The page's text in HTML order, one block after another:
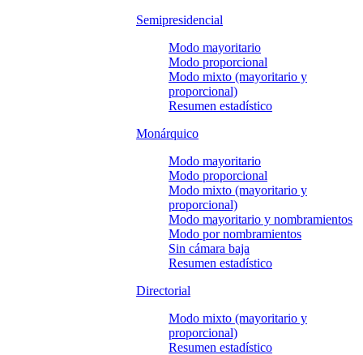
Semipresidencial
Modo mayoritario
Modo proporcional
Modo mixto (mayoritario y
proporcional)
Resumen estadístico
Monárquico
Modo mayoritario
Modo proporcional
Modo mixto (mayoritario y
proporcional)
Modo mayoritario y nombramientos
Modo por nombramientos
Sin cámara baja
Resumen estadístico
Directorial
Modo mixto (mayoritario y
proporcional)
Resumen estadístico